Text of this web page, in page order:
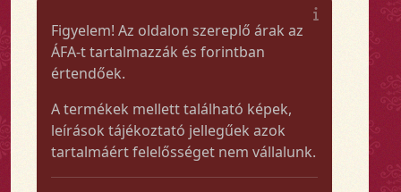
Figyelem! Az oldalon szereplő árak az
ÁFA-t tartalmazzák és forintban
értendőek.
A termékek mellett található képek,
leírások tájékoztató jellegűek azok
tartalmáért felelősséget nem vállalunk.